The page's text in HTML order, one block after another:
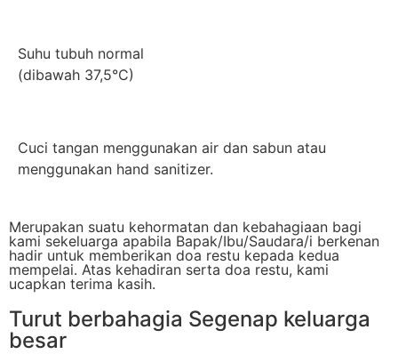
Suhu tubuh normal
(dibawah 37,5°C)
Cuci tangan menggunakan air dan sabun atau
menggunakan hand sanitizer.
Merupakan suatu kehormatan dan kebahagiaan bagi
kami sekeluarga apabila Bapak/Ibu/Saudara/i berkenan
hadir untuk memberikan doa restu kepada kedua
mempelai. Atas kehadiran serta doa restu, kami
ucapkan terima kasih.
Turut berbahagia Segenap keluarga
besar